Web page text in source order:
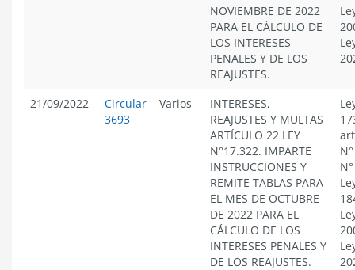
NOVIEMBRE DE 2022
PARA EL CÁLCULO DE
LOS INTERESES
PENALES Y DE LOS
REAJUSTES.
21/09/2022
Circular
3693
Varios
INTERESES,
REAJUSTES Y MULTAS
ARTÍCULO 22 LEY
N°17.322. IMPARTE
INSTRUCCIONES Y
REMITE TABLAS PARA
EL MES DE OCTUBRE
DE 2022 PARA EL
CÁLCULO DE LOS
INTERESES PENALES Y
DE LOS REAJUSTES.